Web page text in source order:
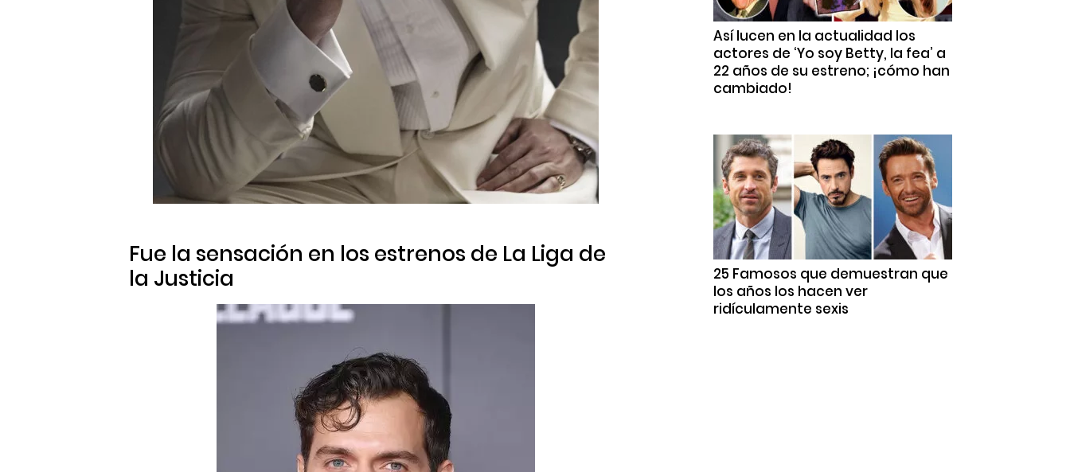
Fue la sensación en los estrenos de La Liga de
la Justicia
Así lucen en la actualidad los
actores de ‘Yo soy Betty, la fea’ a
22 años de su estreno; ¡cómo han
cambiado!
25 Famosos que demuestran que
los años los hacen ver
ridículamente sexis